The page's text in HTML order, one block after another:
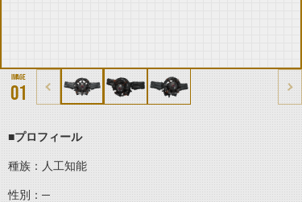
01
■プロフィール
種族：人工知能
性別：─